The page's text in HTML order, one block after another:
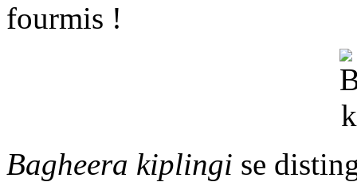
fourmis !
Bagheera kiplingi se